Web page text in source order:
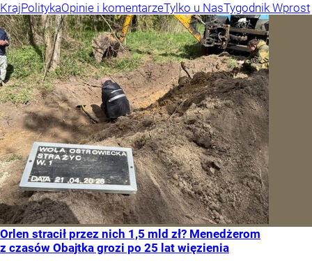
KrajPolitykaOpinie i komentarzeTylko u NasTygodnik Wprost
Orlen stracił przez nich 1,5 mld zł? Menedżerom
z czasów Obajtka grozi po 25 lat więzienia